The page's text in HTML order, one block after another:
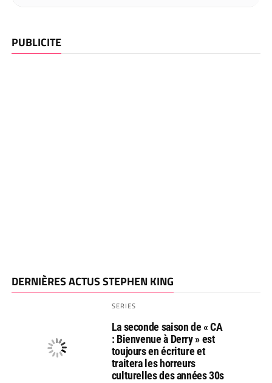
PUBLICITE
DERNIÈRES ACTUS STEPHEN KING
SERIES
La seconde saison de « CA
: Bienvenue à Derry » est
toujours en écriture et
traitera les horreurs
culturelles des années 30s